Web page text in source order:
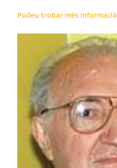
Podeu trobar més informació